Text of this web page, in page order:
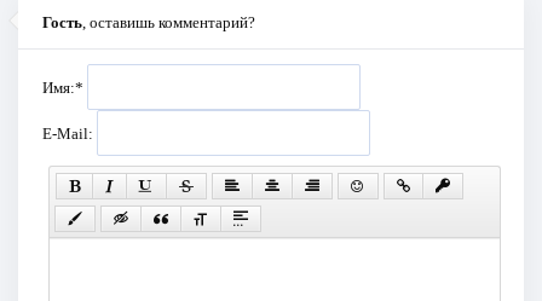
Гость , оставишь комментарий?
Имя:*
E-Mail: